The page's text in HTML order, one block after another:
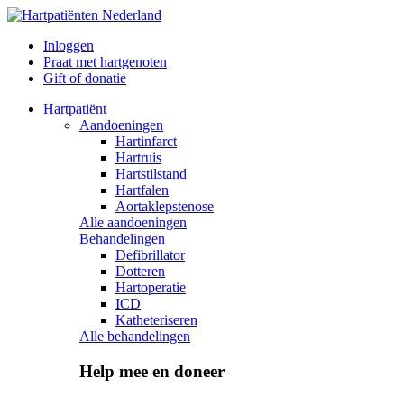
Inloggen
Praat met hartgenoten
Gift of donatie
Hartpatiënt
Aandoeningen
Hartinfarct
Hartruis
Hartstilstand
Hartfalen
Aortaklepstenose
Alle aandoeningen
Behandelingen
Defibrillator
Dotteren
Hartoperatie
ICD
Katheteriseren
Alle behandelingen
Help mee en doneer